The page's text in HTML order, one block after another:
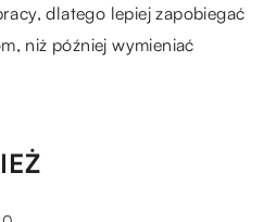
dlatego lepiej zapobiegać
niż później wymieniać